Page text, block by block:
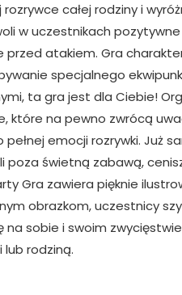
całej rodziny i
w uczestnikach
atakiem. Gra
specjalnego
ta gra jest dla Ciebie!
na pewno zwrócą
emocji rozrywki. Już
świetną zabawą,
Gra zawiera pięknie
obrazkom, uczestnicy
sobie i swoim
rodziną.